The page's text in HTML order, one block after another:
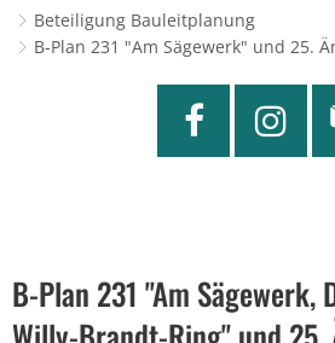
Beteiligung Bauleitplanung
B-Plan 231 "Am Sägewerk" und 25.
B-Plan 231 "Am Sägewerk,